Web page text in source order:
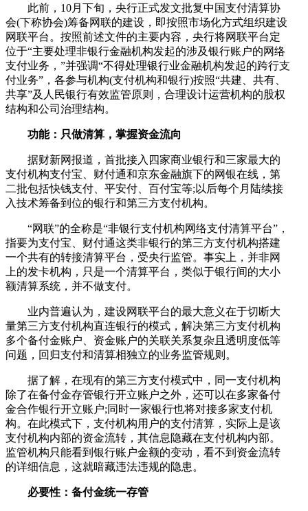
此前，10月下旬，央行正式发文批复中国支付清算协
会(下称协会)筹备网联的建设，即按照市场化方式组织建设
网联平台。按照前述文件的主要内容，央行将网联平台定
位于“主要处理非银行金融机构发起的涉及银行账户的网络
支付业务，”并强调“不得处理银行业金融机构发起的跨行支
付业务”，各参与机构(支付机构和银行)按照“共建、共有、
共享”及人民银行有效监管原则，合理设计运营机构的股权
结构和公司治理结构。
功能：只做清算，掌握资金流向
据财新网报道，首批接入四家商业银行和三家最大的
支付机构支付宝、财付通和京东金融旗下的网银在线，第
二批包括快钱支付、平安付、百付宝等;以后每个月陆续接
入技术筹备到位的银行和第三方支付机构。
“网联”的全称是“非银行支付机构网络支付清算平台”，
指要为支付宝、财付通这类非银行的第三方支付机构搭建
一个共有的转接清算平台，受央行监管。事实上，并非网
上的发卡机构，只是一个清算平台，类似于银行间的大小
额清算系统，并不做支付。
业内普遍认为，建设网联平台的最大意义在于切断大
量第三方支付机构直连银行的模式，解决第三方支付机构
多个备付金账户、资金账户的关联关系复杂且透明度低等
问题，回归支付和清算相独立的业务监管规则。
据了解，在现有的第三方支付模式中，同一支付机构
除了在备付金存管银行开立账户之外，还可以在多家备付
金合作银行开立账户;同时一家银行也将对接多家支付机
构。在此模式下，支付机构用户的支付清算，实际上是该
支付机构内部的资金流转，其信息隐藏在支付机构内部。
监管机构只能看到银行账户金额的变动，看不到资金流转
的详细信息，这就暗藏违法违规的隐患。
必要性：备付金统一存管